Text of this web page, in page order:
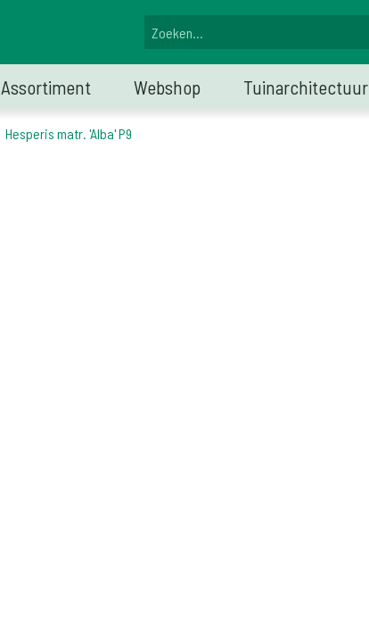
Assortiment Webshop Tuinarchitectuur
Hesperis matr. 'Alba' P9